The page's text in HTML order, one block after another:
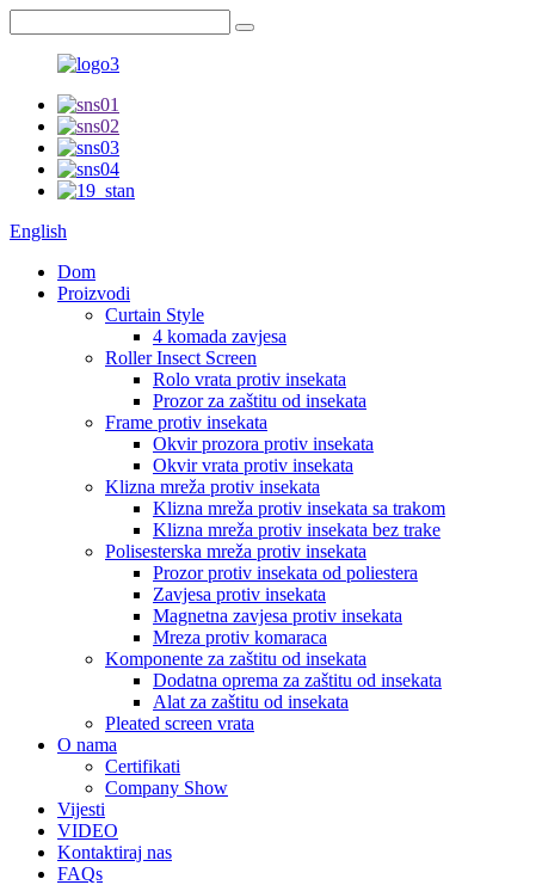
English
Dom
Proizvodi
Curtain Style
4 komada zavjesa
Roller Insect Screen
Rolo vrata protiv insekata
Prozor za zaštitu od insekata
Frame protiv insekata
Okvir prozora protiv insekata
Okvir vrata protiv insekata
Klizna mreža protiv insekata
Klizna mreža protiv insekata sa trakom
Klizna mreža protiv insekata bez trake
Polisesterska mreža protiv insekata
Prozor protiv insekata od poliestera
Zavjesa protiv insekata
Magnetna zavjesa protiv insekata
Mreza protiv komaraca
Komponente za zaštitu od insekata
Dodatna oprema za zaštitu od insekata
Alat za zaštitu od insekata
Pleated screen vrata
O nama
Certifikati
Company Show
Vijesti
VIDEO
Kontaktiraj nas
FAQs